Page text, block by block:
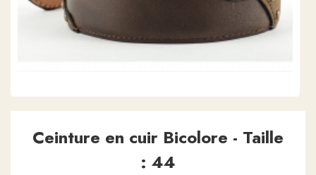
Ceinture en cuir Bicolore - Taille
: 44